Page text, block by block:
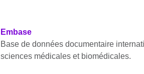
Embase
Base de données documentaire
sciences médicales et biomédicales.